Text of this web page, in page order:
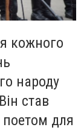
кожного
народу
став
для